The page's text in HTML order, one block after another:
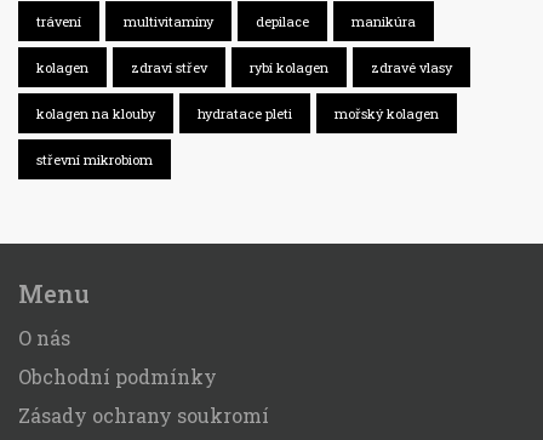
trávení multivitamíny depilace manikúra
kolagen zdraví střev rybí kolagen zdravé vlasy
kolagen na klouby hydratace pleti mořský kolagen
střevní mikrobiom
Menu
O nás
Obchodní podmínky
Zásady ochrany soukromí